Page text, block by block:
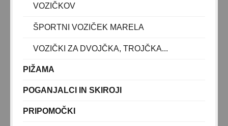
VOZIČKOV
ŠPORTNI VOZIČEK MARELA
VOZIČKI ZA DVOJČKA, TROJČKA...
PIŽAMA
POGANJALCI IN SKIROJI
PRIPOMOČKI